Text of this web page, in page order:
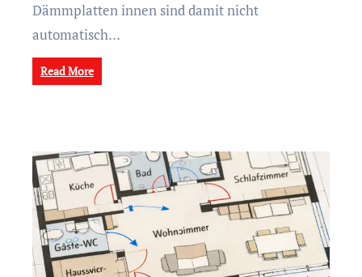
Dämmplatten innen sind damit nicht
automatisch…
Read More